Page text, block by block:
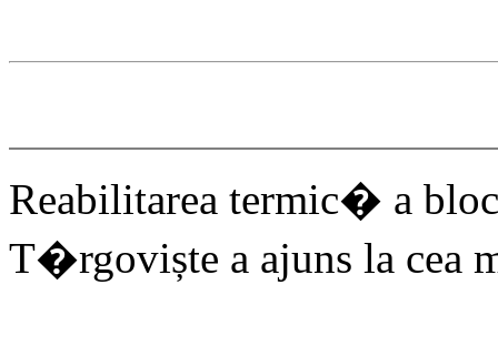
Reabilitarea termic� a
T�rgoviște a ajuns la